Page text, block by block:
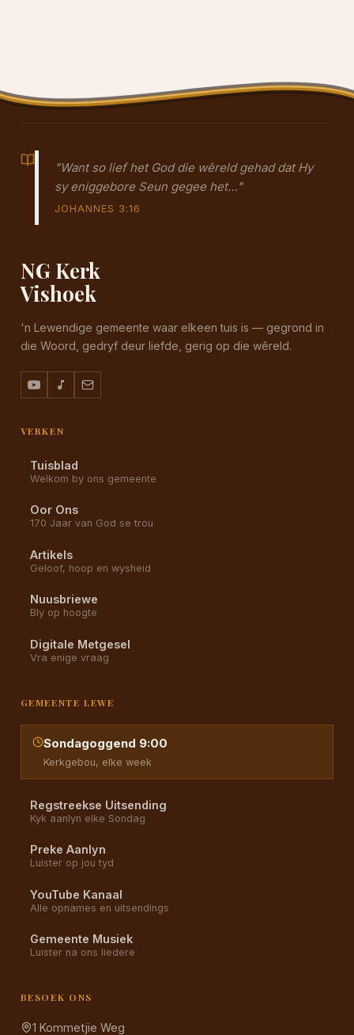
"Want so lief het God die wêreld gehad dat Hy
sy eniggebore Seun gegee het…"
JOHANNES 3:16
NG Kerk
Vishoek
'n Lewendige gemeente waar elkeen tuis is — gegrond in
die Woord, gedryf deur liefde, gerig op die wêreld.
VERKEN
Tuisblad
Welkom by ons gemeente
Oor Ons
170 Jaar van God se trou
Artikels
Geloof, hoop en wysheid
Nuusbriewe
Bly op hoogte
Digitale Metgesel
Vra enige vraag
GEMEENTE LEWE
Sondagoggend 9:00
Kerkgebou, elke week
Regstreekse Uitsending
Kyk aanlyn elke Sondag
Preke Aanlyn
Luister op jou tyd
YouTube Kanaal
Alle opnames en uitsendings
Gemeente Musiek
Luister na ons liedere
BESOEK ONS
1 Kommetjie Weg